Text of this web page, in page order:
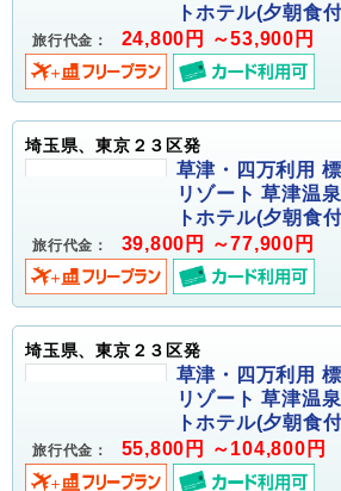
トホテル(夕朝食
旅行代金： 24,800円 ～53,900円
埼玉県、東京２３区発
草津・四万利用
リゾート 草津温
トホテル(夕朝食
旅行代金： 39,800円 ～77,900円
埼玉県、東京２３区発
草津・四万利用
リゾート 草津温
トホテル(夕朝食
旅行代金： 55,800円 ～104,800円